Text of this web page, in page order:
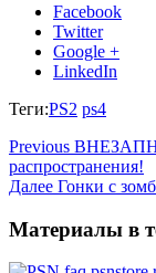
Facebook
Twitter
Google +
LinkedIn
Теги:PS2 ps4
Previous
распространения!
Далее Гонки с
Материалы в